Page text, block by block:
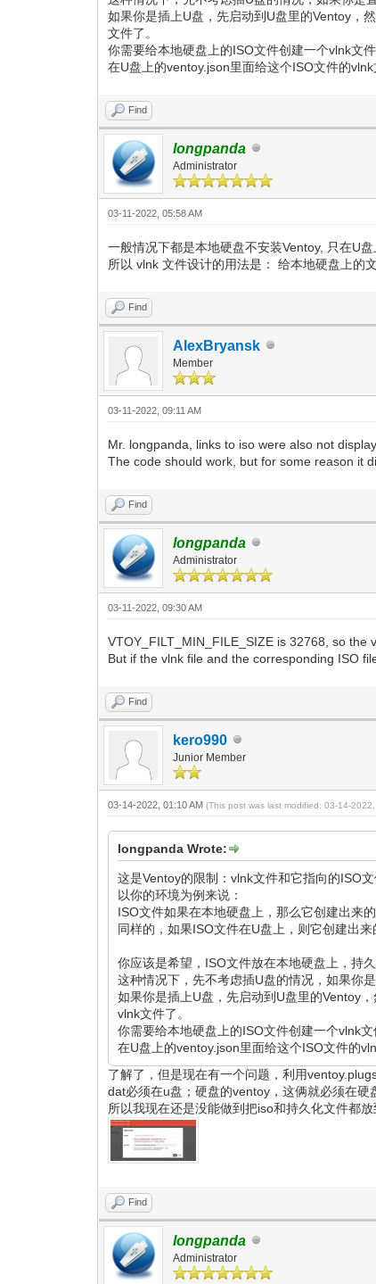
如果你是插上U盘，先启动到U盘里的Ventoy，
文件了。
你需要给本地硬盘上的ISO文件创建一个vlnk文
在U盘上的ventoy.json里面给这个ISO文件的
Find
longpanda
Administrator
03-11-2022, 05:58 AM
一般情况下都是本地硬盘不安装Ventoy, 只在U盘
所以 vlnk 文件设计的用法是： 给本地硬盘上的
Find
AlexBryansk
Member
03-11-2022, 09:11 AM
Mr. longpanda, links to iso were also not
The code should work, but for some reason it
Find
longpanda
Administrator
03-11-2022, 09:30 AM
VTOY_FILT_MIN_FILE_SIZE is 32768, so the
But if the vlnk file and the corresponding ISO
Find
kero990
Junior Member
03-14-2022, 01:10 AM(This post was last modified: 03-14-
longpanda Wrote:
这是Ventoy的限制：vlnk文件和它指向的ISO文
以你的环境为例来说：
ISO文件如果在本地硬盘上，那么它创建出来
同样的，如果ISO文件在U盘上，则它创建出
你应该是希望，ISO文件放在本地硬盘上，持
这种情况下，先不考虑插U盘的情况，如果你
如果你是插上U盘，先启动到U盘里的Ventoy
vlnk文件了。
你需要给本地硬盘上的ISO文件创建一个vlnk
在U盘上的ventoy.json里面给这个ISO文件的
了解了，但是现在有一个问题，利用
dat必须在u盘；硬盘的ventoy，这俩就必须在
所以我现在还是没能做到把iso和持久化文件都
Find
longpanda
Administrator